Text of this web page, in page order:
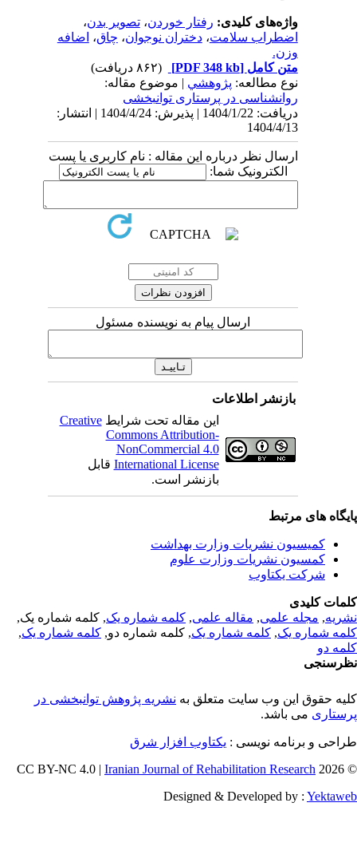
واژه‌های کلیدی:رفتار خوردن،تصویر بدن،
اضطراب سلامت،دختران نوجوان ،چاق،اضافه
وزن.
متن کامل[PDF 348 kb]
نوع مطالعه:پژوهشي| موضوع مقاله:
روانشناسی در پرستاری توانبخشی
دریافت: 1404/1/22 | پذیرش: 1404/4/24 | انتشار:
1404/4/13
ارسال نظر درباره این مقاله : نام کاربری یا پست
الکترونیک شما:
ارسال پیام به نویسنده مسئول
بازنشر اطلاعات
این مقاله تحت شرایطCreative
Commons Attribution-
NonCommercial 4.0
International Licenseقابل
بازنشر است.
های مرتبط
کمیسیون نشریات وزارت بهداشت
کمسیون نشریات وزارت علوم
شرکت یکتاوب
کلیدی
,مجله علمی, مقاله علمی, کلمه شماره یک, کلمه شماره یک,
شماره یک,کلمه شماره یک, کلمه شماره دو,کلمه شماره یک,
دو
حقوق این وب سایت متعلق بهنشریه پژوهش توانبخشی در
می باشد.
و برنامه نویسی : یکتاوب افزار شرق
©
Iranian Journal of Rehabilitation Research
Designed & Developed by :